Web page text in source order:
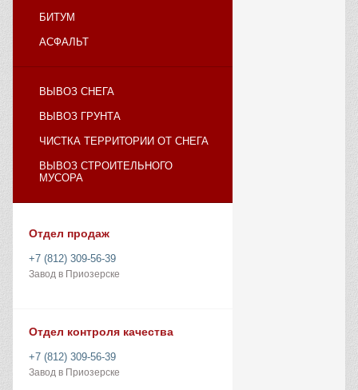
БИТУМ
АСФАЛЬТ
ВЫВОЗ СНЕГА
ВЫВОЗ ГРУНТА
ЧИСТКА ТЕРРИТОРИИ ОТ СНЕГА
ВЫВОЗ СТРОИТЕЛЬНОГО
МУСОРА
Отдел продаж
+7 (812) 309-56-39
Завод в Приозерске
Отдел контроля качества
+7 (812) 309-56-39
Завод в Приозерске